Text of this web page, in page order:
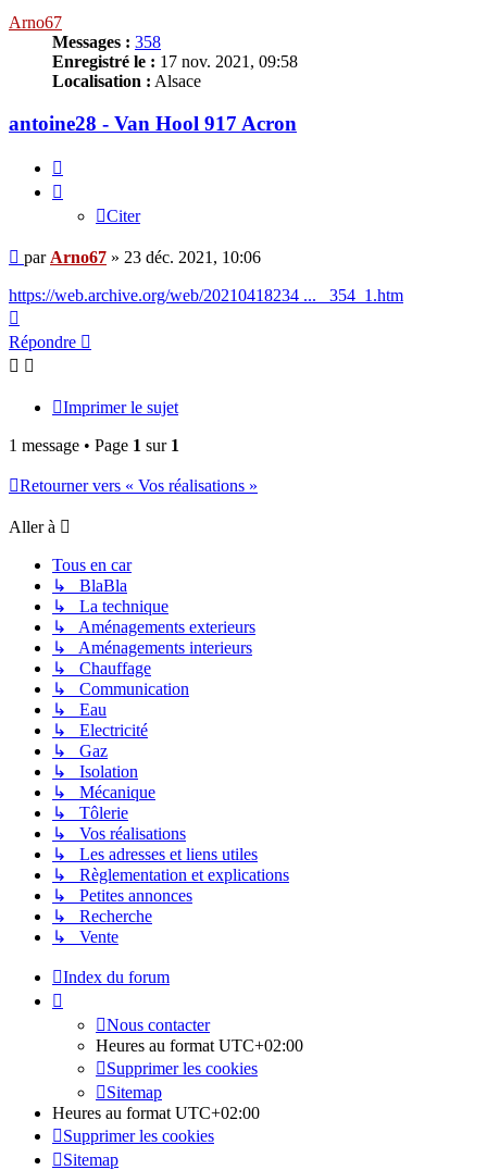
Arno67
Messages : 358
Enregistré le : 17 nov. 2021, 09:58
Localisation : Alsace
antoine28 - Van Hool 917 Acron
Citer
Message
par Arno67 » 23 déc. 2021, 10:06
https://web.archive.org/web/20210418234 ... _354_1.htm
Répondre
Imprimer le sujet
1 message • Page 1 sur 1
Retourner vers « Vos réalisations »
Aller à
Tous en car
↳ BlaBla
↳ La technique
↳ Aménagements exterieurs
↳ Aménagements interieurs
↳ Chauffage
↳ Communication
↳ Eau
↳ Electricité
↳ Gaz
↳ Isolation
↳ Mécanique
↳ Tôlerie
↳ Vos réalisations
↳ Les adresses et liens utiles
↳ Règlementation et explications
↳ Petites annonces
↳ Recherche
↳ Vente
Index du forum
Nous contacter
Heures au format UTC+02:00
Supprimer les cookies
Sitemap
Heures au format UTC+02:00
Supprimer les cookies
Sitemap